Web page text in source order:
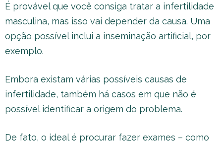
É provável que você consiga tratar a infertilidade
masculina, mas isso vai depender da causa. Uma
opção possível inclui a inseminação artificial, por
exemplo.
Embora existam várias possíveis causas de
infertilidade, também há casos em que não é
possível identificar a origem do problema.
De fato, o ideal é procurar fazer exames – como